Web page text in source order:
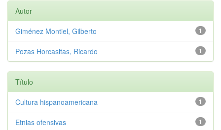
Autor
1
Giménez Montiel, Gilberto
1
Pozas Horcasitas, Ricardo
Título
1
Cultura hispanoamericana
1
Etnias ofensivas